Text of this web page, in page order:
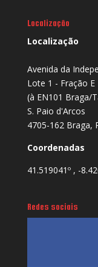
Localização
Localização
Avenida da
Lote 1 - Fração E
(à EN101 Braga/
S. Paio d'Arcos
4705-162 Braga,
Coordenadas
41.519041º , -
Redes sociais